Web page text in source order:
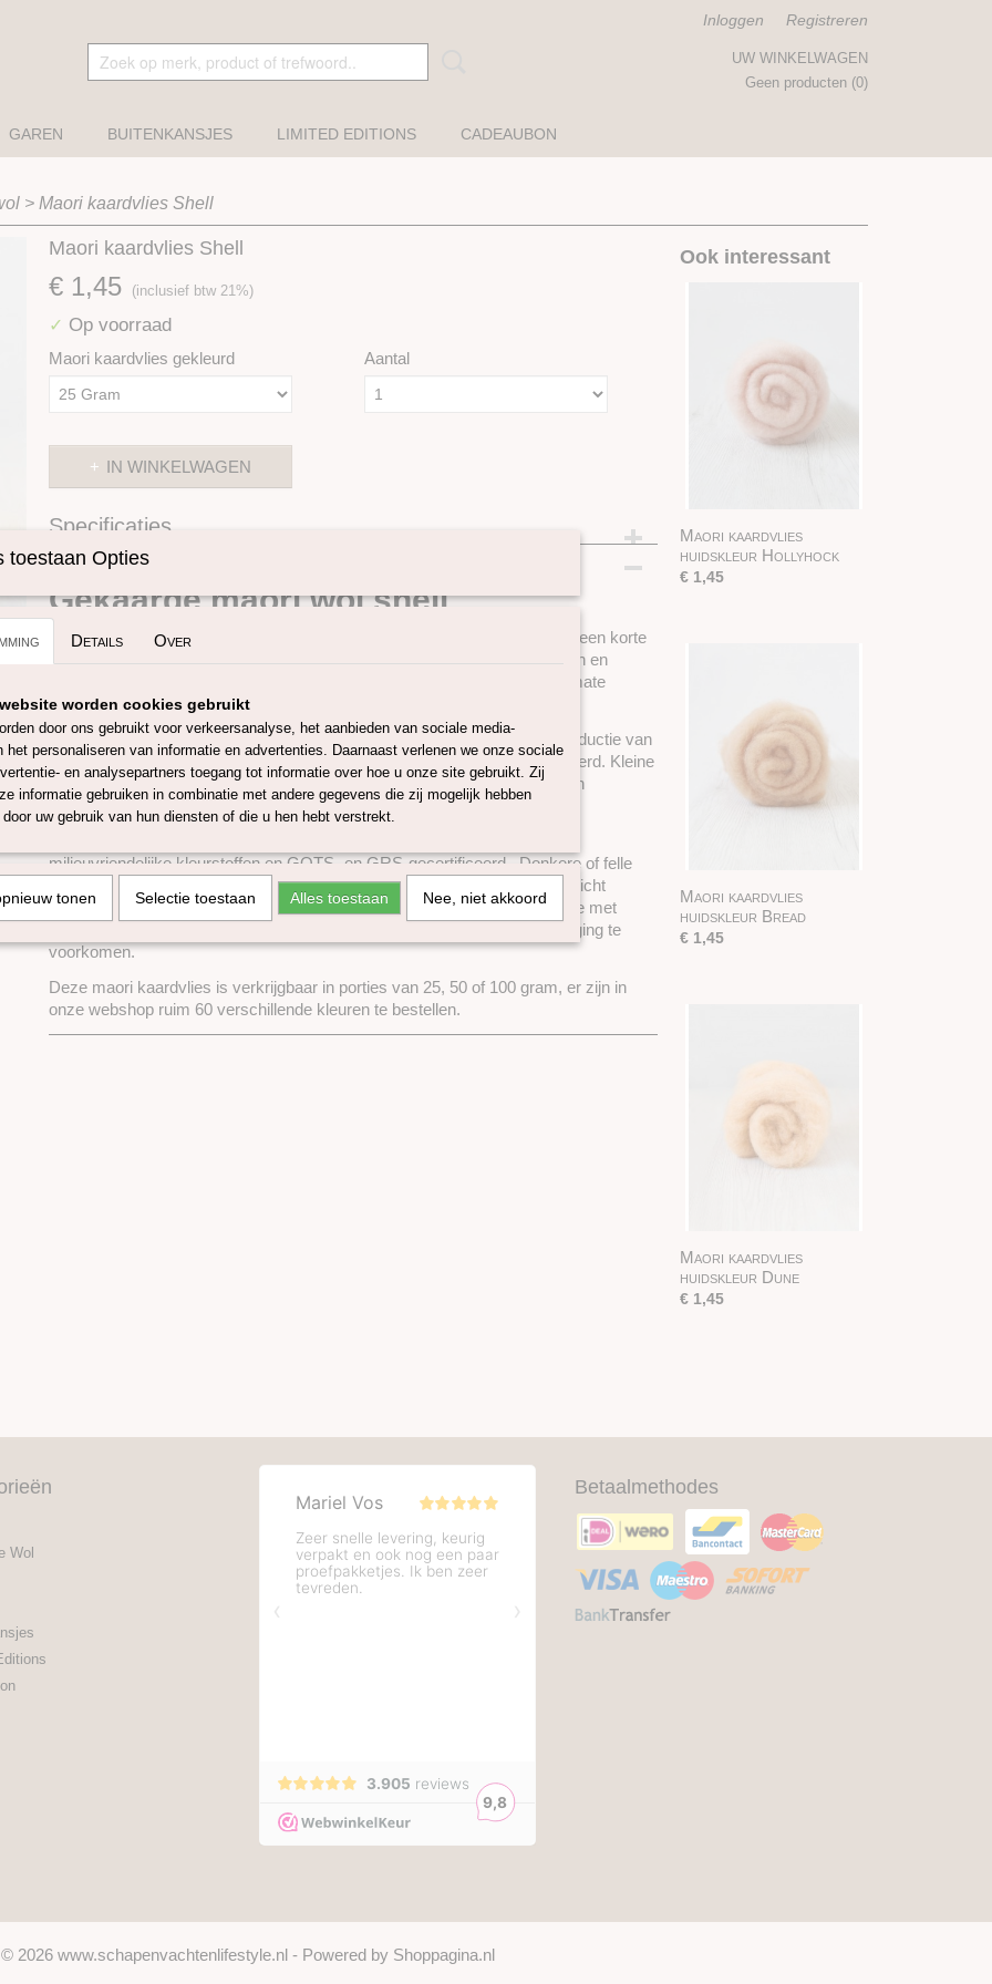
Inloggen Registreren
UW WINKELWAGEN
Geen producten (0)
GAREN BUITENKANSJES LIMITED EDITIONS CADEAUBON
> Maori kaardvlies Shell
Maori kaardvlies Shell
€ 1,45 (inclusief btw 21%)
✓ Op voorraad
Maori kaardvlies gekleurd Aantal
IN WINKELWAGEN
Specificaties
Productcode
Omschrijving
Gekaarde maori wol shell
Maori wol gemaakt van 100% Nieuw-Zeelandse wol. Deze wolsoort heeft een korte
vezel en is speciaal ontwikkeld voor creatieve technieken zoals naaldvilten en
natvilten. Met een vezelfijnheid van ongeveer 27 micron is deze wol uitermate
geschikt voor zowel beginners als gevorderde viltliefhebbers.
Deze kaardvlies is biologisch afbreekbaar en mulesing-vrij. Tijdens de productie van
de maori wolvlies worden plantaardige onzuiverheden grotendeels verwijderd. Kleine
resten kunnen echter aanwezig blijven. Dit is geen kwaliteitsfout, maar een
natuurlijke eigenschap van het product.
milieuvriendelijke kleurstoffen en GOTS- en GRS-gecertificeerd. Donkere of felle
kleuren kunnen onder invloed van agressieve zepen of langdurig wassen licht
kleurverlies tonen. Test bij twijfel altijd een klein stukje, vooral in combinatie met
in de zon , om kleurvervaging te
voorkomen.
Deze maori kaardvlies is verkrijgbaar in porties van 25, 50 of 100 gram, er zijn in
onze webshop ruim 60 verschillende kleuren te bestellen.
Ook interessant
Maori kaardvlies
huidskleur Hollyhock
€ 1,45
Maori kaardvlies
huidskleur Bread
€ 1,45
Maori kaardvlies
huidskleur Dune
€ 1,45
Wol
Betaalmethodes
© 2026 www.schapenvachtenlifestyle.nl - Powered by Shoppagina.nl
toestaan Opties
Details Over
worden cookies gebruikt
door ons gebruikt voor verkeersanalyse, het aanbieden van sociale media-
het personaliseren van informatie en advertenties. Daarnaast verlenen we onze sociale
en analysepartners toegang tot informatie over hoe u onze site gebruikt. Zij
informatie gebruiken in combinatie met andere gegevens die zij mogelijk hebben
uw gebruik van hun diensten of die u hen hebt verstrekt.
tonen Selectie toestaan Alles toestaan Nee, niet akkoord